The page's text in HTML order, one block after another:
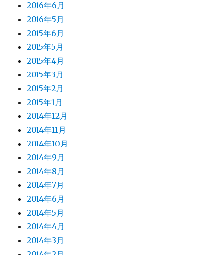
2016年6月
2016年5月
2015年6月
2015年5月
2015年4月
2015年3月
2015年2月
2015年1月
2014年12月
2014年11月
2014年10月
2014年9月
2014年8月
2014年7月
2014年6月
2014年5月
2014年4月
2014年3月